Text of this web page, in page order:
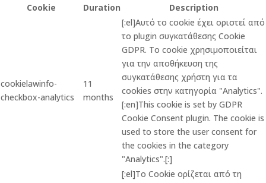
Cookie
Duration Description
cookielawinfo-
checkbox-analytics
11
months
[:el]Αυτό το cookie έχει οριστεί από
το plugin συγκατάθεσης Cookie
GDPR. Το cookie χρησιμοποιείται
για την αποθήκευση της
συγκατάθεσης χρήστη για τα
cookies στην κατηγορία "Analytics".
[:en]This cookie is set by GDPR
Cookie Consent plugin. The cookie is
used to store the user consent for
the cookies in the category
"Analytics".[:]
[:el]Το Cookie ορίζεται από τη